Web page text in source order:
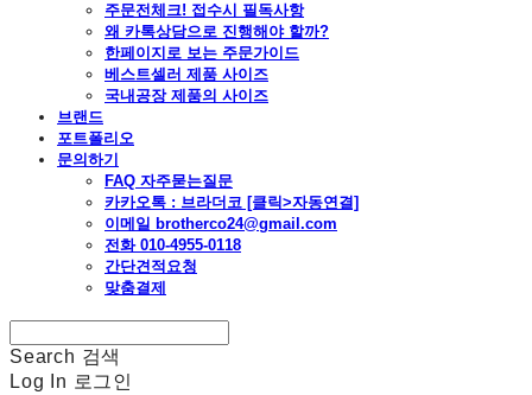
주문전체크! 접수시 필독사항
왜 카톡상담으로 진행해야 할까?
한페이지로 보는 주문가이드
베스트셀러 제품 사이즈
국내공장 제품의 사이즈
브랜드
포트폴리오
문의하기
FAQ 자주묻는질문
카카오톡 : 브라더코 [클릭>자동연결]
이메일 brotherco24@gmail.com
전화 010-4955-0118
간단견적요청
맞춤결제
Search 검색
Log In 로그인